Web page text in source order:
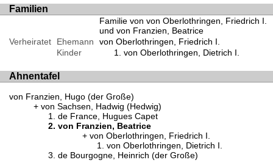
Familien
Familie von von Oberlothringen, Friedrich I.
und von Franzien, Beatrice
Verheiratet
Ehemann
von Oberlothringen, Friedrich I.
Kinder
von Oberlothringen, Dietrich I.
Ahnentafel
von Franzien, Hugo (der Große)
von Sachsen, Hadwig (Hedwig)
de France, Hugues Capet
von Franzien, Beatrice
von Oberlothringen, Friedrich I.
von Oberlothringen, Dietrich I.
de Bourgogne, Heinrich (der Große)